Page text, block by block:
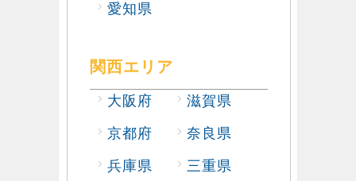
愛知県
関西エリア
大阪府 滋賀県
京都府 奈良県
兵庫県 三重県